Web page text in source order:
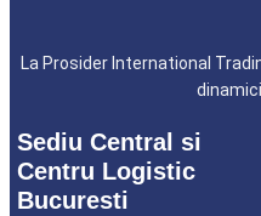
La Prosider International
Sediu Central si
Centru Logistic
Bucuresti